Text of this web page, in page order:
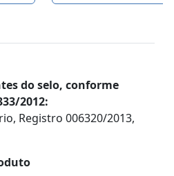
do selo, conforme
2012:
Registro 006320/2013,